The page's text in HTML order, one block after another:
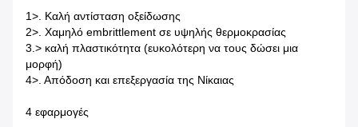
1>. Καλή αντίσταση οξείδωσης
2>. Χαμηλό embrittlement σε υψηλής θερμοκρασίας
3.> καλή πλαστικότητα (ευκολότερη να τους δώσει μια
μορφή)
4>. Απόδοση και επεξεργασία της Νίκαιας
4 εφαρμογές